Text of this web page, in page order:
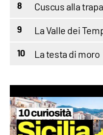
8 Cuscus alla
9 La Valle dei
10 La testa di moro